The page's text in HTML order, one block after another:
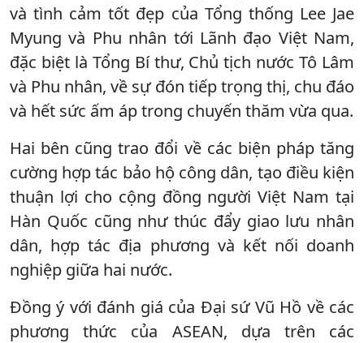
và tình cảm tốt đẹp của Tổng thống Lee Jae
Myung và Phu nhân tới Lãnh đạo Việt Nam,
đặc biệt là Tổng Bí thư, Chủ tịch nước Tô Lâm
và Phu nhân, về sự đón tiếp trọng thị, chu đáo
và hết sức ấm áp trong chuyến thăm vừa qua.
Hai bên cũng trao đổi về các biện pháp tăng
cường hợp tác bảo hộ công dân, tạo điều kiện
thuận lợi cho cộng đồng người Việt Nam tại
Hàn Quốc cũng như thúc đẩy giao lưu nhân
dân, hợp tác địa phương và kết nối doanh
nghiệp giữa hai nước.
Đồng ý với đánh giá của Đại sứ Vũ Hồ về các
phương thức của ASEAN, dựa trên các